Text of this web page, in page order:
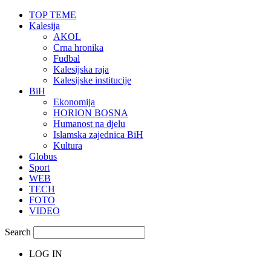
TOP TEME
Kalesija
AKOL
Crna hronika
Fudbal
Kalesijska raja
Kalesijske institucije
BiH
Ekonomija
HORION BOSNA
Humanost na djelu
Islamska zajednica BiH
Kultura
Globus
Sport
WEB
TECH
FOTO
VIDEO
Search
LOG IN